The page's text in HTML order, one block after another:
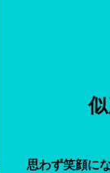
の元に届けます！
思わず笑顔に